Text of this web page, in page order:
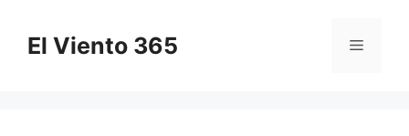
contenido
El Viento 365 Menú